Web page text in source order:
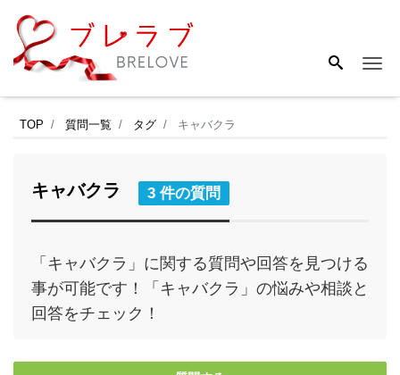
TOP 質問一覧 タグ キャバクラ
キャバクラ 3 件の質問
「キャバクラ」に関する質問や回答を見つける
事が可能です！「キャバクラ」の悩みや相談と
回答をチェック！